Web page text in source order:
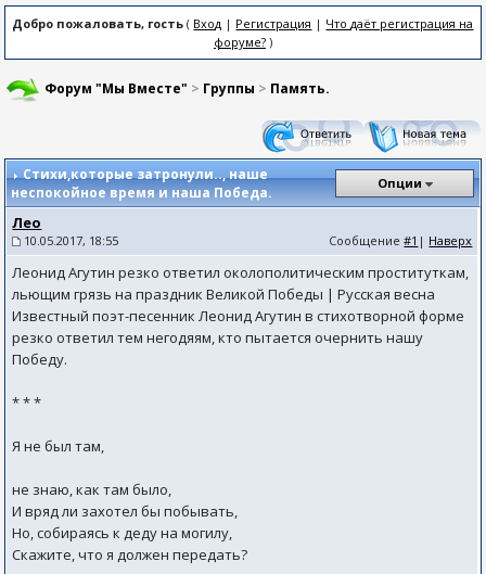
Добро пожаловать, гость ( Вход | Регистрация | Что даёт регистрация на
форуме?)
Форум "Мы Вместе" > Группы > Память.
Стихи,которые затронули.., наше
неспокойное время и наша Победа.
Опции
Лео
10.05.2017, 18:55 Сообщение#1 | Наверх
Леонид Агутин резко ответил околополитическим проституткам,
льющим грязь на праздник Великой Победы | Русская весна
Известный поэт-песенник Леонид Агутин в стихотворной форме
резко ответил тем негодяям, кто пытается очернить нашу
Победу.
* * *
Я не был там,
не знаю, как там было,
И вряд ли захотел бы побывать,
Но, собираясь к деду на могилу,
Скажите, что я должен передать?